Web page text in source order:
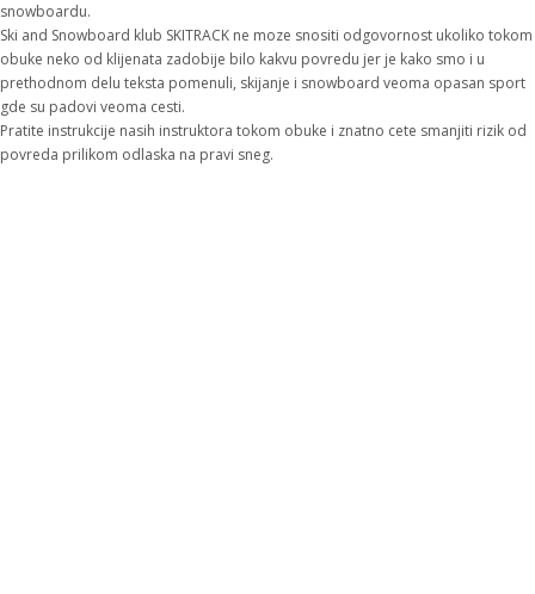
snowboardu.
Ski and Snowboard klub SKITRACK ne moze snositi odgovornost ukoliko tokom
obuke neko od klijenata zadobije bilo kakvu povredu jer je kako smo i u
prethodnom delu teksta pomenuli, skijanje i snowboard veoma opasan sport
gde su padovi veoma cesti.
Pratite instrukcije nasih instruktora tokom obuke i znatno cete smanjiti rizik od
povreda prilikom odlaska na pravi sneg.